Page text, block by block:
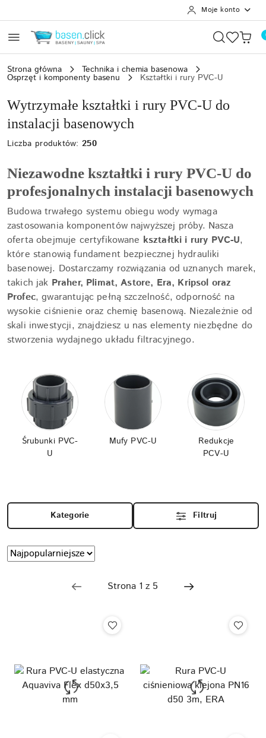
Moje konto
Strona główna Technika i chemia basenowa
Osprzęt i komponenty basenu Kształtki i rury PVC-U
Wytrzymałe kształtki i rury PVC-U do
instalacji basenowych
Liczba produktów:250
Niezawodne kształtki i rury PVC-U do
profesjonalnych instalacji basenowych
Budowa trwałego systemu obiegu wody wymaga
zastosowania komponentów najwyższej próby. Nasza
oferta obejmuje certyfikowane kształtki i rury PVC-U,
które stanowią fundament bezpiecznej hydrauliki
basenowej. Dostarczamy rozwiązania od uznanych marek,
takich jak Praher, Plimat, Astore, Era, Kripsol oraz
Profec, gwarantując pełną szczelność, odporność na
wysokie ciśnienie oraz chemię basenową. Niezależnie od
skali inwestycji, znajdziesz u nas elementy niezbędne do
stworzenia wydajnego układu filtracyjnego.
Śrubunki PVC-
U
Mufy PVC-U
Redukcje
PCV-U
Kategorie Filtruj
Zastosowano
sortowanie:
Najpopularniejsze.
Sortuj
według